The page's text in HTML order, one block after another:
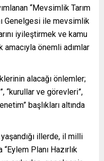
“Mevsimlik Tarım
Genelgesi ile mevsimlik
iyileştirmek ve kamu
önemli adımlar
alacağı önlemler;
“kurullar ve görevleri”,
başlıkları altında
illerde, il milli
Planı Hazırlık